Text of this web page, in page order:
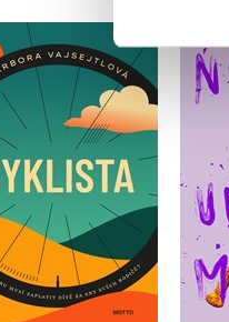
Cyklista
Barbora Vajsejtlová
Do košíku
399 Kč
319 Kč